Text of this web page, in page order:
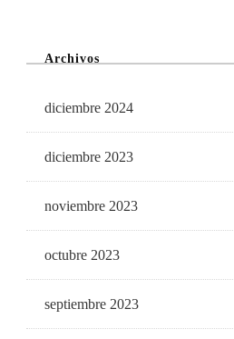
Archivos
diciembre 2024
diciembre 2023
noviembre 2023
octubre 2023
septiembre 2023